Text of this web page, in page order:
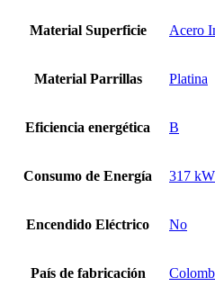
Material Superficie Acero
Material Parrillas Platina
Eficiencia energética B
Consumo de Energía 317
Encendido Eléctrico No
País de fabricación